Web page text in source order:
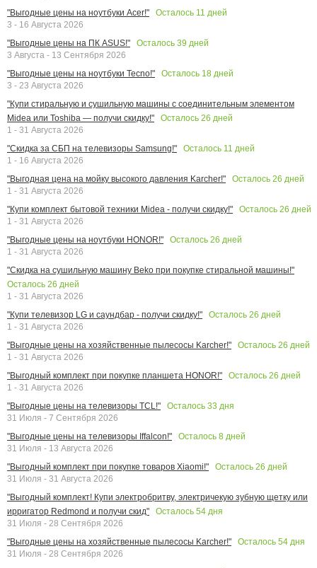
"Выгодные цены на ноутбуки Acer!"
Осталось 11 дней
3 - 16 Августа 2026
"Выгодные цены на ПК ASUS!"
Осталось 39 дней
3 Августа - 13 Сентября 2026
"Выгодные цены на ноутбуки Tecno!"
Осталось 18 дней
3 - 23 Августа 2026
"Купи стиральную и сушильную машины с соединительным элементом
Midea или Toshiba — получи скидку!"
Осталось 26 дней
1 - 31 Августа 2026
"Скидка за СБП на телевизоры Samsung!"
Осталось 11 дней
1 - 16 Августа 2026
"Выгодная цена на мойку высокого давления Karcher!"
Осталось 26 дней
1 - 31 Августа 2026
"Купи комплект бытовой техники Midea - получи скидку!"
Осталось 26 дней
1 - 31 Августа 2026
"Выгодные цены на ноутбуки HONOR!"
Осталось 26 дней
1 - 31 Августа 2026
"Скидка на сушильную машину Beko при покупке стиральной машины!"
Осталось 26 дней
1 - 31 Августа 2026
"Купи телевизор LG и саундбар - получи скидку!"
Осталось 26 дней
1 - 31 Августа 2026
"Выгодные цены на хозяйственные пылесосы Karcher!"
Осталось 26 дней
1 - 31 Августа 2026
"Выгодный комплект при покупке планшета HONOR!"
Осталось 26 дней
1 - 31 Августа 2026
"Выгодные цены на телевизоры TCL!"
Осталось 33 дня
31 Июля - 7 Сентября 2026
"Выгодные цены на телевизоры Iffalcon!"
Осталось 8 дней
31 Июля - 13 Августа 2026
"Выгодный комплект при покупке товаров Xiaomi!"
Осталось 26 дней
31 Июля - 31 Августа 2026
"Выгодный комплект! Купи электробритву, электричекую зубную щетку или
ирригатор Redmond и получи скид"
Осталось 54 дня
31 Июля - 28 Сентября 2026
"Выгодные цены на хозяйственные пылесосы Karcher!"
Осталось 54 дня
31 Июля - 28 Сентября 2026